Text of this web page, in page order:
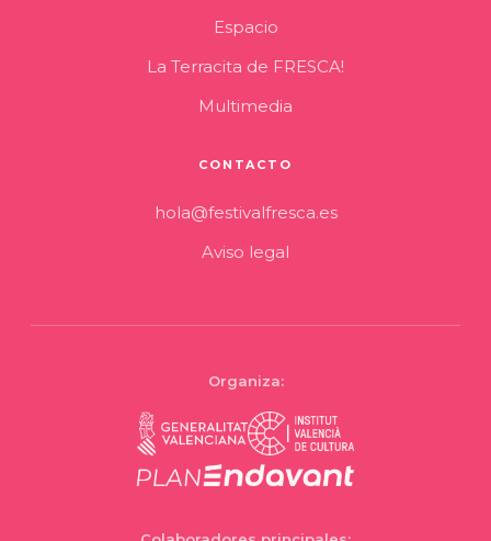
Espacio
La Terracita de FRESCA!
Multimedia
CONTACTO
hola@festivalfresca.es
Aviso legal
Organiza: